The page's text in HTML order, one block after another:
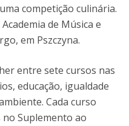
competição culinária.
de Música e
em Pszczyna.
entre sete cursos nas
educação, igualdade
Cada curso
no Suplemento ao